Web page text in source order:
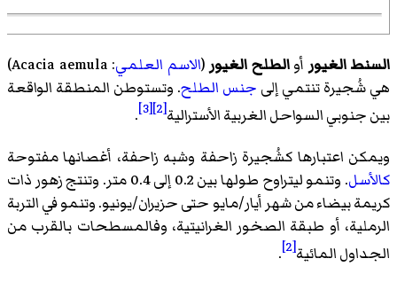
السنط الغيور أوالطلح الغيور (الاسم العلمي:
Acacia aemula
)
هي شُجيرة تنتمي إلى جنس الطلح. وتستوطن المنطقة الواقعة
بين جنوبي السواحل الغربية الأسترالية[2]
[3]
.
ويمكن اعتبارها كشُجيرة زاحفة وشبه زاحفة، أغصانها مفتوحة
كالأسل
. وتنمو ليتراوح طولها بين 0.2 إلى 0.4 متر. وتنتج زهور ذات
كريمة بيضاء من شهر أيار/مايو حتى حزيران/يونيو. وتنمو في التربة
الرملية، أو طبقة الصخور الغرانيتية، وفالمسطحات بالقرب من
الجداول المائية[2]
.